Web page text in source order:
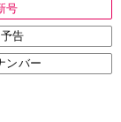
号
告
ンバー